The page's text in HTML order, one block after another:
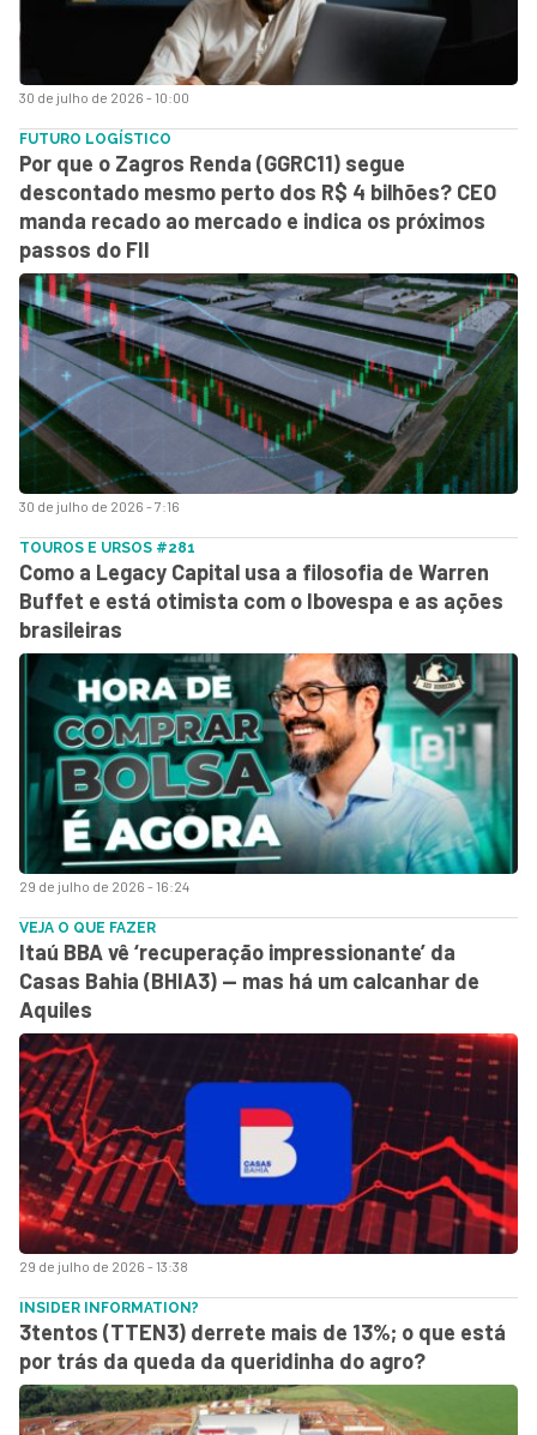
30 de julho de 2026 - 10:00
30 de julho de 2026 - 7:16
FUTURO LOGÍSTICO
Por que o Zagros Renda (GGRC11) segue
descontado mesmo perto dos R$ 4 bilhões? CEO
manda recado ao mercado e indica os próximos
passos do FII
29 de julho de 2026 - 16:24
TOUROS E URSOS #281
Como a Legacy Capital usa a filosofia de Warren
Buffet e está otimista com o Ibovespa e as ações
brasileiras
29 de julho de 2026 - 13:38
VEJA O QUE FAZER
Itaú BBA vê ‘recuperação impressionante’ da
Casas Bahia (BHIA3) — mas há um calcanhar de
Aquiles
INSIDER INFORMATION?
3tentos (TTEN3) derrete mais de 13%; o que está
por trás da queda da queridinha do agro?